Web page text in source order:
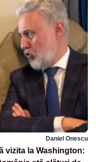
Daniel Onescu
vizita la Washington: